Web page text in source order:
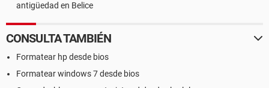
antigüedad en Belice
CONSULTA TAMBIÉN
Formatear hp desde bios
Formatear windows 7 desde bios